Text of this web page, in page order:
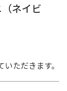
ネイビ
ただきます。